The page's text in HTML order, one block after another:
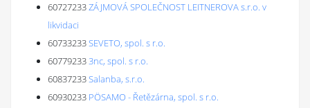
60727233ZÁJMOVÁ SPOLEČNOST LEITNEROVA s.r.o. v
likvidaci
60733233SEVETO, spol. s r.o.
607792333nc, spol. s r.o.
60837233Salanba, s.r.o.
60930233 PÖSAMO - Řetězárna, spol. s r.o.